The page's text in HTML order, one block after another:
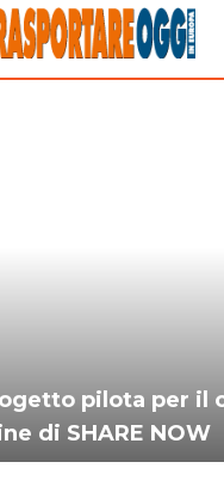
pilota per il
di SHARE NOW